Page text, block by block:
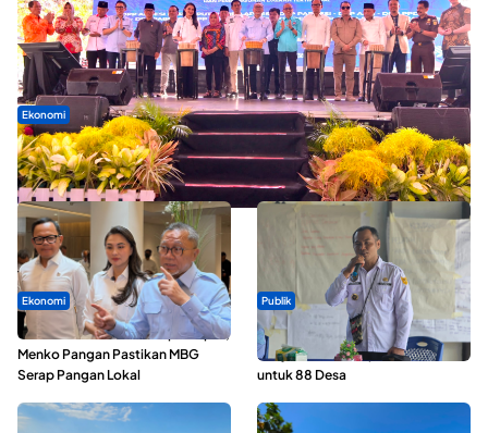
Ekonomi
Seminar di Ternate, Mendes Perkuat Sinergi Percepatan
Kopdes Merah Putih
Ekonomi
SPPG di Maluku Utara Dipercepat,
Menko Pangan Pastikan MBG
Serap Pangan Lokal
Publik
ABDESI Morotai Apresiasi
Penyaluran ADD Rp3,13 Miliar
untuk 88 Desa